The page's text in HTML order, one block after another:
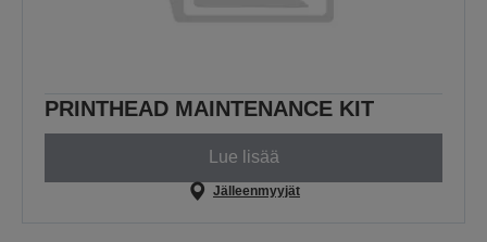
PRINTHEAD MAINTENANCE KIT
Lue lisää
Jälleenmyyjät